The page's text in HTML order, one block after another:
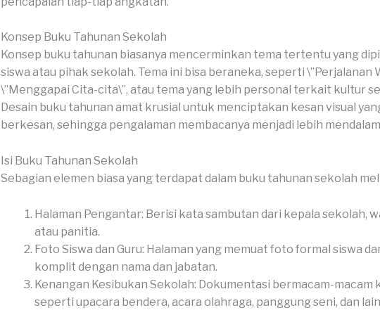
Konsep Buku Tahunan Sekolah
Konsep buku tahunan biasanya mencerminkan tema tertentu yang
siswa atau pihak sekolah. Tema ini bisa beraneka, seperti \”Perjalanan
\”Menggapai Cita-cita\”, atau tema yang lebih personal terkait kultur
Desain buku tahunan amat krusial untuk menciptakan kesan visual
berkesan, sehingga pengalaman membacanya menjadi lebih
Isi Buku Tahunan Sekolah
Sebagian elemen biasa yang terdapat dalam buku tahunan sekolah
Halaman Pengantar: Berisi kata sambutan dari kepala sekolah,
atau panitia.
Foto Siswa dan Guru: Halaman yang memuat foto formal siswa
komplit dengan nama dan jabatan.
Kenangan Kesibukan Sekolah: Dokumentasi bermacam-macam
seperti upacara bendera, acara olahraga, panggung seni, dan